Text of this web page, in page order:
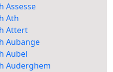
Assesse
Ath
Attert
Aubange
Aubel
Auderghem